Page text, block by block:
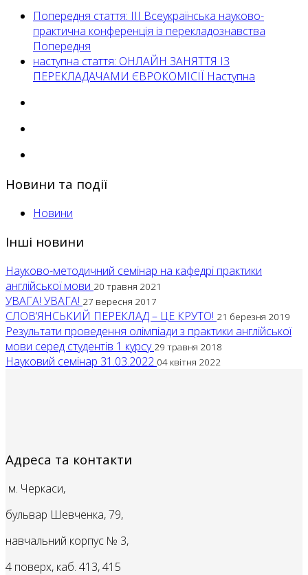
Попередня стаття: ІІІ Всеукраїнська науково-
практична конференція із перекладознавства
Попередня
наступна стаття: ОНЛАЙН ЗАНЯТТЯ ІЗ
ПЕРЕКЛАДАЧАМИ ЄВРОКОМІСІЇ Наступна
Новини та події
Новини
Інші новини
Науково-методичний семінар на кафедрі практики
англійської мови 20 травня 2021
УВАГА! УВАГА! 27 вересня 2017
СЛОВ’ЯНСЬКИЙ ПЕРЕКЛАД – ЦЕ КРУТО! 21 березня 2019
Результати проведення олімпіади з практики англійської
мови серед студентів 1 курсу 29 травня 2018
Науковий семінар 31.03.2022 04 квітня 2022
Адреса та контакти
м. Черкаси,
бульвар Шевченка, 79,
навчальний корпус № 3,
4 поверх, каб. 413, 415